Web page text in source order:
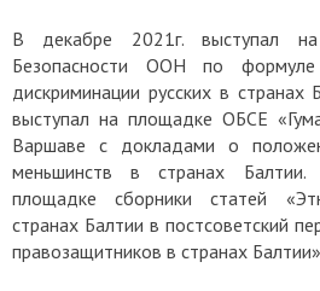
В декабре 2021г. выступал
Безопасности ООН по
дискриминации русских в странах
выступал на площадке ОБСЕ
Варшаве с докладами о
меньшинств в странах
площадке сборники статей
странах Балтии в постсоветский
правозащитников в странах